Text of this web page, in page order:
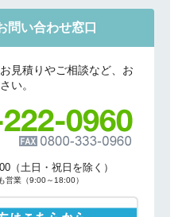
問い合わせ窓口
見積りやご相談など、お
い。
土日・祝日を除く）
営業（9:00～18:00）